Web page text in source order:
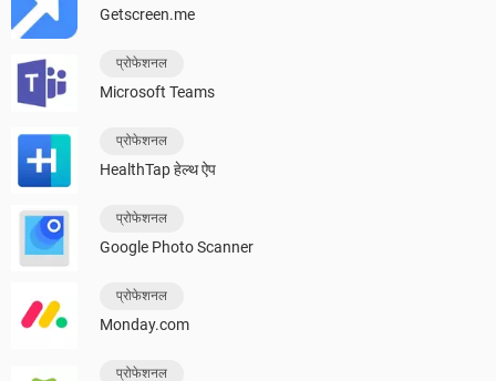
Getscreen.me
प्रोफेशनल
Microsoft Teams
प्रोफेशनल
HealthTap हेल्थ ऐप
प्रोफेशनल
Google Photo Scanner
प्रोफेशनल
Monday.com
प्रोफेशनल